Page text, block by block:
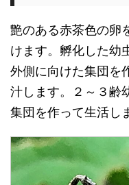
艶のある赤茶色の卵
けます。孵化した幼
外側に向けた集団を
汁します。２～３齢
集団を作って生活し